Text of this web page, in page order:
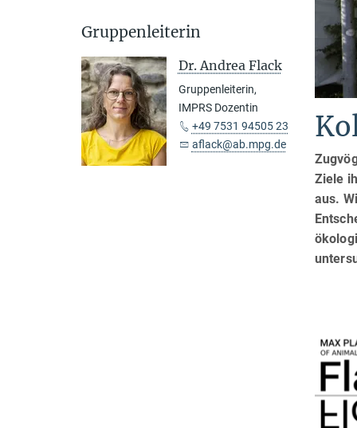
Ziele
aus.
Gruppenleiterin
Dr. Andrea Flack
Gruppenleiterin,
IMPRS Dozentin
+49 7531 94505 23
aflack@ab.mpg.de